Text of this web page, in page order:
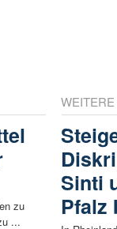
zu
...
Sinti
Pfalz